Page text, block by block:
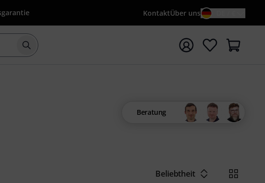
KontaktÜber uns
Suche mit Suchwort {searchTerm} starten
Beratung
Beliebtheit